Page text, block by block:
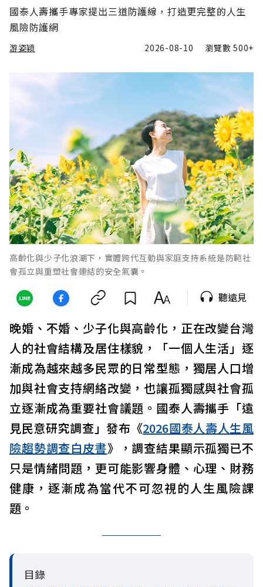
國泰人壽攜手專家提出三道防護線，打造更完整的人生
風險防護網
游姿穎 2026-08-10 瀏覽數500+
高齡化與少子化浪潮下，實體跨代互動與家庭支持系統是防範社
會孤立與重塑社會連結的安全氣囊。
聽遠見
晚婚、不婚、少子化與高齡化，正在改變台灣
人的社會結構及居住樣貌，「一個人生活」逐
漸成為越來越多民眾的日常型態，獨居人口增
加與社會支持網絡改變，也讓孤獨感與社會孤
立逐漸成為重要社會議題。國泰人壽攜手「遠
見民意研究調查」發布《2026國泰人壽人生風
險趨勢調查白皮書》，調查結果顯示孤獨已不
只是情緒問題，更可能影響身體、心理、財務
健康，逐漸成為當代不可忽視的人生風險課
題。
目錄